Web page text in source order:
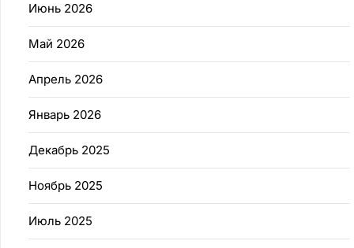
Июнь 2026
Май 2026
Апрель 2026
Январь 2026
Декабрь 2025
Ноябрь 2025
Июль 2025